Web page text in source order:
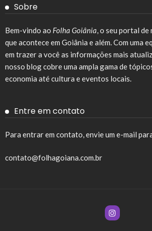
Sobre
Bem-vindo ao Folha Goiânia, o seu portal
que acontece em Goiânia e além. Com uma
em trazer a você as informações mais
nosso blog cobre uma ampla gama de
economia até cultura e eventos locais.
Entre em contato
Para entrar em contato, envie um e-mail
contato@folhagoiana.com.br